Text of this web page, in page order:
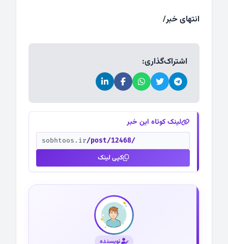
انتهای خبر/
اشتراک‌گذاری:
لینک کوتاه این خبر
sobhtoos.ir/post/12468/
کپی لینک
نویسنده